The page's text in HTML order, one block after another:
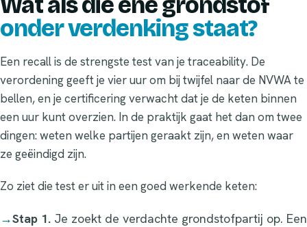
onder verdenking staat?
Een recall is de strengste test van je traceability. De
verordening geeft je vier uur om bij twijfel naar de NVWA te
bellen, en je certificering verwacht dat je de keten binnen
een uur kunt overzien. In de praktijk gaat het dan om twee
dingen: weten welke partijen geraakt zijn, en weten waar
ze geëindigd zijn.
Zo ziet die test er uit in een goed werkende keten:
→Stap 1. Je zoekt de verdachte grondstofpartij op. Een